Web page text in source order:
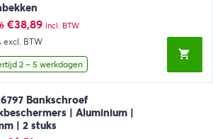
Oorspronkelijke
prijs
was:
€75,46.
€38,89Huidige
prijs
is:
€38,89.
incl. BTW
excl. BTW
2 – 5 werkdagen
6797 Bankschroef
| Aluminium |
| 2 stuks